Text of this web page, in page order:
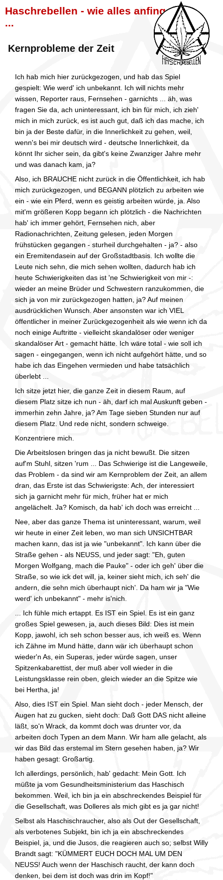
Haschrebellen - wie alles anfing
...
Kernprobleme der Zeit
Ich hab mich hier zurückgezogen, und hab das Spiel
gespielt: Wie werd' ich unbekannt. Ich will nichts mehr
wissen, Reporter raus, Fernsehen - garnichts ... äh, was
fragen Sie da, ach uninteressant, ich bin für mich, ich zieh'
mich in mich zurück, es ist auch gut, daß ich das mache, ich
bin ja der Beste dafür, in die Innerlichkeit zu gehen, weil,
wenn's bei mir deutsch wird - deutsche Innerlichkeit, da
könnt Ihr sicher sein, da gibt's keine Zwanziger Jahre mehr
und was danach kam, ja?
Also, ich BRAUCHE nicht zurück in die Öffentlichkeit, ich hab
mich zurückgezogen, und BEGANN plötzlich zu arbeiten wie
ein - wie ein Pferd, wenn es geistig arbeiten würde, ja. Also
mit'm größeren Kopp begann ich plötzlich - die Nachrichten
hab' ich immer gehört, Fernsehen nich, aber
Radionachrichten, Zeitung gelesen, jeden Morgen
frühstücken gegangen - sturheil durchgehalten - ja? - also
ein Eremitendasein auf der Großstadtbasis. Ich wollte die
Leute nich sehn, die mich sehen wollten, dadurch hab ich
heute Schwierigkeiten das ist 'ne Schwierigkeit von mir -:
wieder an meine Brüder und Schwestern ranzukommen, die
sich ja von mir zurückgezogen hatten, ja? Auf meinen
ausdrücklichen Wunsch. Aber ansonsten war ich VIEL
öffentlicher in meiner Zurückgezogenheit als wie wenn ich da
noch einige Auftritte - vielleicht skandalöser oder weniger
skandalöser Art - gemacht hätte. Ich wäre total - wie soll ich
sagen - eingegangen, wenn ich nicht aufgehört hätte, und so
habe ich das Eingehen vermieden und habe tatsächlich
überlebt ...
Ich sitze jetzt hier, die ganze Zeit in diesem Raum, auf
diesem Platz sitze ich nun - äh, darf ich mal Auskunft geben -
immerhin zehn Jahre, ja? Am Tage sieben Stunden nur auf
diesem Platz. Und rede nicht, sondern schweige.
Konzentriere mich.
Die Arbeitslosen bringen das ja nicht bewußt. Die sitzen
auf'm Stuhl, sitzen 'rum ... Das Schwierige ist die Langeweile,
das Problem - da sind wir am Kernproblem der Zeit, an allem
dran, das Erste ist das Schwierigste: Ach, der interessiert
sich ja garnicht mehr für mich, früher hat er mich
angelächelt. Ja? Komisch, da hab' ich doch was erreicht ...
Nee, aber das ganze Thema ist uninteressant, warum, weil
wir heute in einer Zeit leben, wo man sich UNSICHTBAR
machen kann, das ist ja wie "unbekannt". Ich kann über die
Straße gehen - als NEUSS, und jeder sagt: "Eh, guten
Morgen Wolfgang, mach die Pauke" - oder ich geh' über die
Straße, so wie ick det will, ja, keiner sieht mich, ich seh' die
andern, die sehn mich überhaupt nich'. Da ham wir ja "Wie
werd' ich unbekannt" - mehr is'nich.
... Ich fühle mich ertappt. Es IST ein Spiel. Es ist ein ganz
großes Spiel gewesen, ja, auch dieses Bild: Dies ist mein
Kopp, jawohl, ich seh schon besser aus, ich weiß es. Wenn
ich Zähne im Mund hätte, dann wär ich überhaupt schon
wieder'n As, ein Superas, jeder würde sagen, unser
Spitzenkabarettist, der muß aber voll wieder in die
Leistungsklasse rein oben, gleich wieder an die Spitze wie
bei Hertha, ja!
Also, dies IST ein Spiel. Man sieht doch - jeder Mensch, der
Augen hat zu gucken, sieht doch: Daß Gott DAS nicht alleine
läßt, so'n Wrack, da kommt doch was drunter vor, da
arbeiten doch Typen an dem Mann. Wir ham alle gelacht, als
wir das Bild das erstemal im Stern gesehen haben, ja? Wir
haben gesagt: Großartig.
Ich allerdings, persönlich, hab' gedacht: Mein Gott. Ich
müßte ja vom Gesundheitsministerium das Haschisch
bekommen. Weil, ich bin ja ein abschreckendes Beispiel für
die Gesellschaft, was Dolleres als mich gibt es ja gar nicht!
Selbst als Haschischraucher, also als Out der Gesellschaft,
als verbotenes Subjekt, bin ich ja ein abschreckendes
Beispiel, ja, und die Jusos, die reagieren auch so; selbst Willy
Brandt sagt: "KÜMMERT EUCH DOCH MAL UM DEN
NEUSS! Auch wenn der Haschisch raucht, der kann doch
denken, bei dem ist doch was drin im Kopf!"